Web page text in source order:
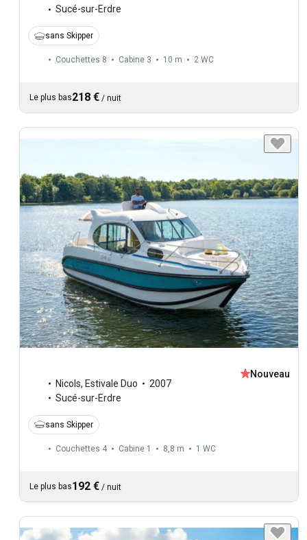
Sucé-sur-Erdre
sans Skipper
Couchettes 8 Cabine 3 10 m 2 WC
Le plus bas218 € / nuit
Nicols, Estivale Duo
2007
Sucé-sur-Erdre
Nouveau
sans Skipper
Couchettes 4 Cabine 1 8,8 m 1 WC
Le plus bas192 € / nuit